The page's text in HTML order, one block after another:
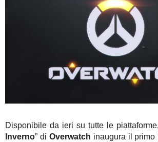
Disponibile da ieri su tutte le
Inverno” di Overwatch inaugura il